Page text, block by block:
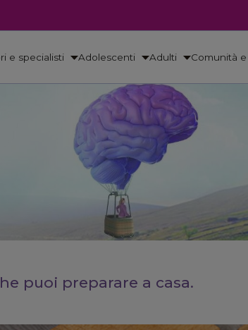
e specialisti Adolescenti Adulti Comunità
puoi preparare a casa.